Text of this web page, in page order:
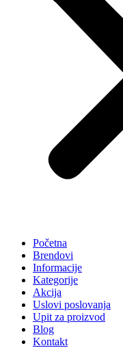
Početna
Brendovi
Informacije
Kategorije
Akcija
Uslovi poslovanja
Upit za proizvod
Blog
Kontakt